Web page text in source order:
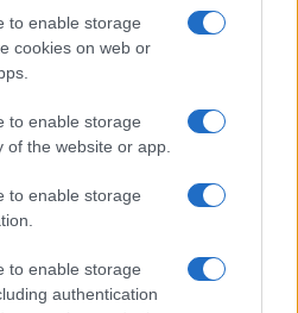
to enable storage
cookies on web or
to enable storage
of the website or app.
to enable storage
to enable storage
authentication